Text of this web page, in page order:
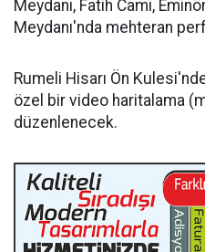
Meydanı, Fatih Cami,
Meydanı'nda mehteran
Rumeli Hisarı Ön
özel bir video haritalama
düzenlenecek.